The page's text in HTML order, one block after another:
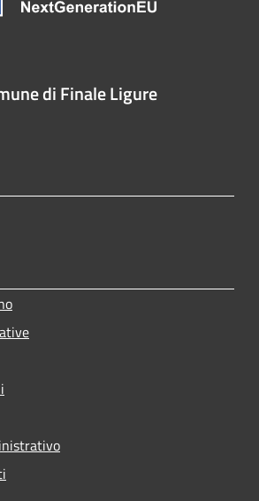
di Finale Ligure